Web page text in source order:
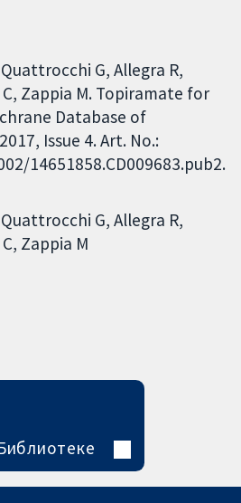
G, Allegra R,
Zappia M. Topiramate for
Database of
Issue 4. Art. No.:
14651858.CD009683.pub2.
Quattrocchi G Allegra R
Zappia M